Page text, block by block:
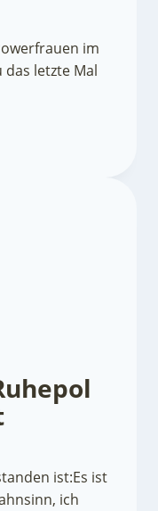
im
letzte Mal
ist:Es ist
ich